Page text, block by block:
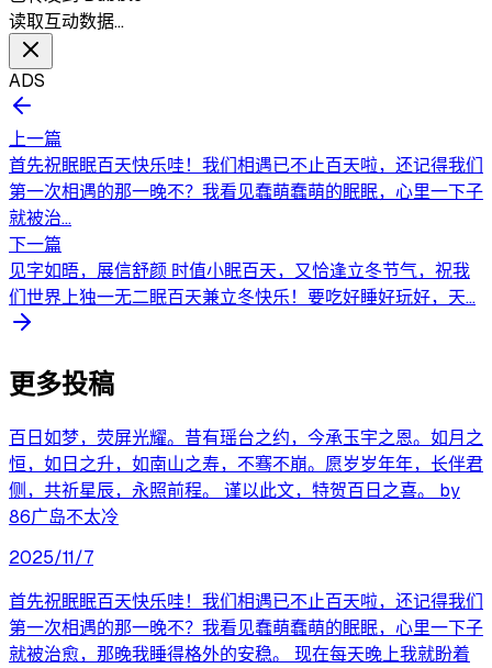
读取互动数据…
ADS
上一篇
首先祝眠眠百天快乐哇！我们相遇已不止百天啦，还记得我们
第一次相遇的那一晚不？我看见蠢萌蠢萌的眠眠，心里一下子
就被治...
下一篇
见字如晤，展信舒颜 时值小眠百天，又恰逢立冬节气，祝我
们世界上独一无二眠百天兼立冬快乐！要吃好睡好玩好，天...
更多投稿
百日如梦，荧屏光耀。昔有瑶台之约，今承玉宇之恩。如月之
恒，如日之升，如南山之寿，不骞不崩。愿岁岁年年，长伴君
侧，共祈星辰，永照前程。 谨以此文，特贺百日之喜。 by
86广岛不太冷
2025/11/7
首先祝眠眠百天快乐哇！我们相遇已不止百天啦，还记得我们
第一次相遇的那一晚不？我看见蠢萌蠢萌的眠眠，心里一下子
就被治愈，那晚我睡得格外的安稳。 现在每天晚上我就盼着